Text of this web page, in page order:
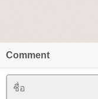
Comment